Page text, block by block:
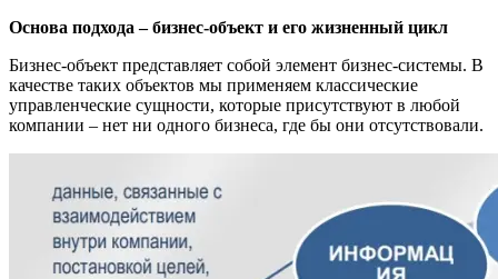
Основа подхода – бизнес-объект и его жизненный цикл
Бизнес-объект представляет собой элемент бизнес-системы. В
качестве таких объектов мы применяем классические
управленческие сущности, которые присутствуют в любой
компании – нет ни одного бизнеса, где бы они отсутствовали.